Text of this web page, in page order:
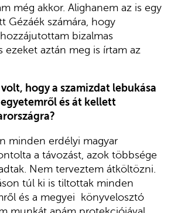
még akkor. Alighanem az is egy
Gézáék számára, hogy
bizalmas
ezeket aztán meg is írtam az
hogy a szamizdat lebukása
és át kellett
minden erdélyi magyar
a távozást, azok többsége
Nem terveztem átköltözni.
túl ki is tiltottak minden
és a megyei könyvelosztó